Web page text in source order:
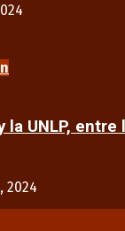
la UNLP,
2024